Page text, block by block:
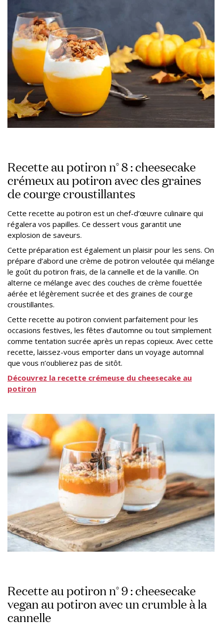
Recette au potiron n° 8 : cheesecake
crémeux au potiron avec des graines
de courge croustillantes
Cette recette au potiron est un chef-d’œuvre culinaire qui
régalera vos papilles. Ce dessert vous garantit une
explosion de saveurs.
Cette préparation est également un plaisir pour les sens. On
prépare d’abord une crème de potiron veloutée qui mélange
le goût du potiron frais, de la cannelle et de la vanille. On
alterne ce mélange avec des couches de crème fouettée
aérée et légèrement sucrée et des graines de courge
croustillantes.
Cette recette au potiron convient parfaitement pour les
occasions festives, les fêtes d’automne ou tout simplement
comme tentation sucrée après un repas copieux. Avec cette
recette, laissez-vous emporter dans un voyage automnal
que vous n’oublierez pas de sitôt.
Découvrez la recette crémeuse du cheesecake au
potiron
Recette au potiron n° 9 : cheesecake
vegan au potiron avec un crumble à la
cannelle